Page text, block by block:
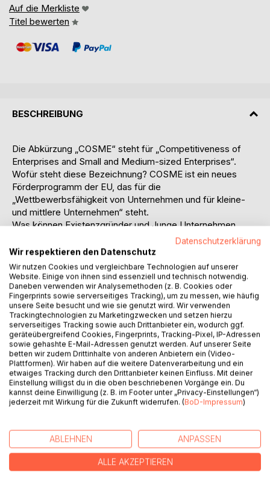
Auf die Merkliste
Titel bewerten
BESCHREIBUNG
Die Abkürzung „COSME“ steht für „Competitiveness of
Enterprises and Small and Medium-sized Enterprises“.
Wofür steht diese Bezeichnung? COSME ist ein neues
Förderprogramm der EU, das für die
„Wettbewerbsfähigkeit von Unternehmen und für kleine-
und mittlere Unternehmen“ steht.
Was können Existenzgründer und Junge Unternehmen
sowie Klein- und Mittelständische Unternehmen in
Deutschland von COSME erwarten? Wie kommt man an die
Mittel und wer hilft bei der Antragstellung?
„COSME soll KMU den Zugang zu Finanzmitteln erleichtern.
…. COSME bietet eine Garantiefazilität für KMU-Kredite
von bis zu 150.000 € und verbessert durch eine
Beteiligungsfazilität den Zugang zu Risikokapital. Ein
spezieller Fo-kus liegt dabei auf der Expansions- und
Wachstumsphase von KMU. Die Zu-weisung dieser Mittel
erfolgt durch seriöse Finanzintermediäre wie Banken, ge-
genseitige Garantien und Risikokapitalfonds. Mithilfe des
EU- Finanzportals können KMU auf diese Mittel zugreifen…
Zudem wird es 40.000 Unternehmen dabei helfen, 30.000
Arbeitsplätze zu schaffen oder zu sichern und 1.200 neue
zu bringen.“ (Tatjani, 2013) Dieses Zitat des EU-
Kommissionsmitglied Tatjani ist nun älter als ein Jahr. Was
ist seitdem geschehen und welche Möglichkeiten bietet
das Pro-gramm deutschen Existenzgründern bzw. KMU in
Datenschutzerklärung
Wir respektieren den Datenschutz
Wir nutzen Cookies und vergleichbare Technologien auf unserer
Website. Einige von ihnen sind essenziell und technisch notwendig.
Daneben verwenden wir Analysemethoden (z. B. Cookies oder
Fingerprints sowie serverseitiges Tracking), um zu messen, wie häufig
unsere Seite besucht und wie sie genutzt wird. Wir verwenden
Trackingtechnologien zu Marketingzwecken und setzen hierzu
serverseitiges Tracking sowie auch Drittanbieter ein, wodurch ggf.
geräteübergreifend Cookies, Fingerprints, Tracking-Pixel, IP-Adressen
sowie gehashte E-Mail-Adressen genutzt werden. Auf unserer Seite
betten wir zudem Drittinhalte von anderen Anbietern ein (Video-
Plattformen). Wir haben auf die weitere Datenverarbeitung und ein
etwaiges Tracking durch den Drittanbieter keinen Einfluss. Mit deiner
Einstellung willigst du in die oben beschriebenen Vorgänge ein. Du
kannst deine Einwilligung (z. B. im Footer unter „Privacy-Einstellungen“)
jederzeit mit Wirkung für die Zukunft widerrufen. (BoD-Impressum)
ABLEHNEN ANPASSEN
ALLE AKZEPTIEREN